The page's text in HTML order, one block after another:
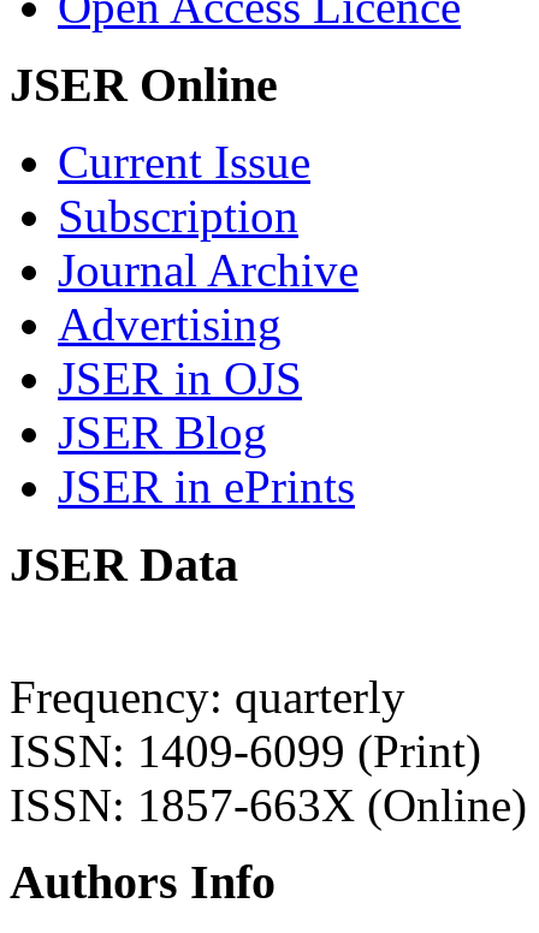
JSER Online
Current Issue
Subscription
Journal Archive
Advertising
JSER in OJS
JSER Blog
JSER in ePrints
JSER Data
Frequency: quarterly
ISSN: 1409-6099 (Print)
ISSN: 1857-663X (Online)
Authors Info